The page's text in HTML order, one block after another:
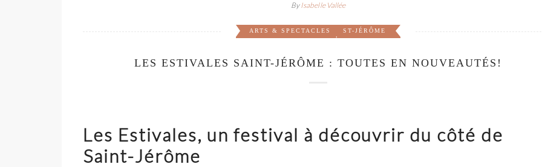
ByIsabelle Vallée
ARTS & SPECTACLES ST-JÉRÔME
LES ESTIVALES SAINT-JÉRÔME : TOUTES EN NOUVEAUTÉS!
Les Estivales, un festival à découvrir du côté de
Saint-Jérôme